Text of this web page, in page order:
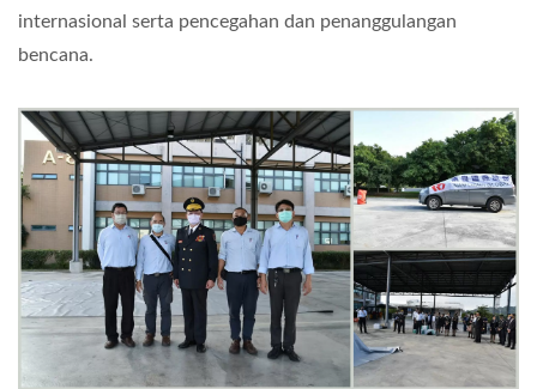
internasional serta pencegahan dan penanggulangan
bencana.